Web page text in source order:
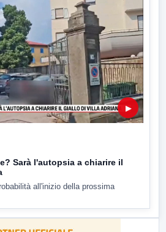
▶
Sarà l'autopsia a chiarire il
all'inizio della prossima